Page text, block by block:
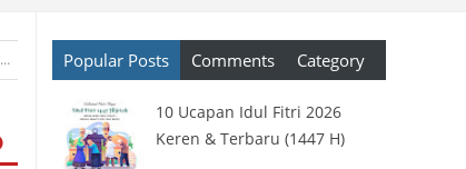
Kartu Ucapan ›Kartun›Kata Ucapan›Poster ›Quote›
Popular Posts Comments Category
10 Ucapan Idul Fitri 2026
Keren & Terbaru (1447 H)